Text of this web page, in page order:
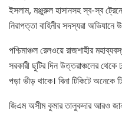
ইসলাম, মঞ্জুরুল হাসানসহ স্ব-স্ব
নিরাপত্তা বাহিনীর সদস্যরা অভিযানে
পশ্চিমাঞ্চল রেলওয়ে রাজশাহীর
সরকারী ছুটির দিন উত্তরাঞ্চলের
পড়া ভীড় থাকে। বিনা টিকিটে অনেকে
জিএম অসীম কুমার তালুকদার আরও